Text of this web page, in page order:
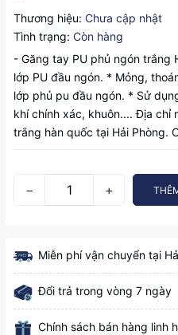
Thương hiệu: Chưa cập nhật
Tình trạng: Còn hàng
- Găng tay PU phủ ngón trắng
lớp PU đầu ngón. * Mỏng,
lớp phủ pu đầu ngón. * Sử
khí chính xác, khuôn.... Địa chỉ
trắng hàn quốc tại Hải Phòng.
− +
Miễn phí vận chuyển tại
Đổi trả trong vòng 7 ngày
Chính sách bán hàng linh